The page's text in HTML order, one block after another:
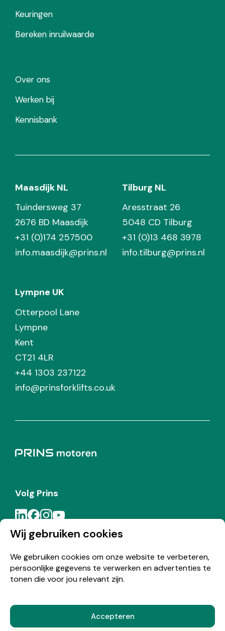
Wij gebruiken cookies
We gebruiken cookies om onze website te verbeteren,
persoonlijke gegevens te verwerken en advertenties te
tonen die voor jou relevant zijn.
Accepteren
Keuringen
Bereken inruilwaarde
Over ons
Werken bij
Kennisbank
Maasdijk NL
Tuindersweg 37
2676 BD Maasdijk
+31 (0)174 257500
info.maasdijk@prins.nl
Tilburg NL
Aresstraat 26
5048 CD Tilburg
+31 (0)13 468 3978
info.tilburg@prins.nl
Lympne UK
Otterpool Lane
Lympne
Kent
CT21 4LR
+44 1303 237122
info@prinsforklifts.co.uk
Volg Prins
Meld je aan voor de Prins nieuwsbrief
© Copyright 2026 Prins